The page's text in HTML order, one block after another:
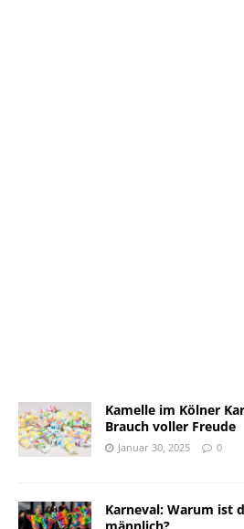
Kamelle im Kölner
Brauch voller Freude
Januar 30, 2025 0
Karneval: Warum ist